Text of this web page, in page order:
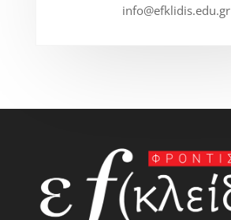
info@efklidis.edu.gr